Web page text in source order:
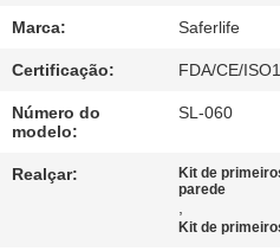
CASOS
SOLICITE UM
ORÇAMENTO
Marca: Saferlife
Certificação: FDA/CE/
Número do
modelo:
SL-060
Realçar:
Kit de
parede
,
Kit de